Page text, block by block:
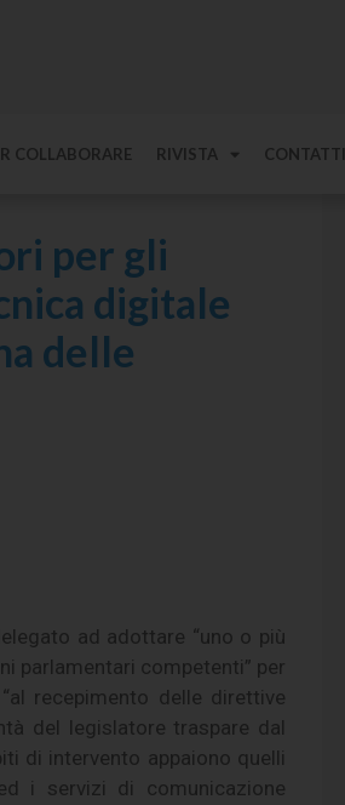
COLLABORARE RIVISTA CONTATTI
per gli
digitale
delle
ad adottare “uno o più
parlamentari competenti” per
recepimento delle direttive
del legislatore traspare dal
di intervento appaiono quelli
i servizi di comunicazione